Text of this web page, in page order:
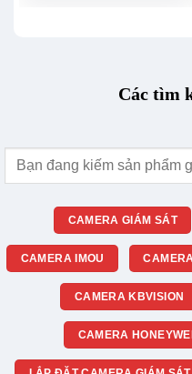
Các tìm
Tìm
kiếm:
CAMERA GIÁM SÁT
CAMERA IMOU
CAMERA KBVISION
CAMERA